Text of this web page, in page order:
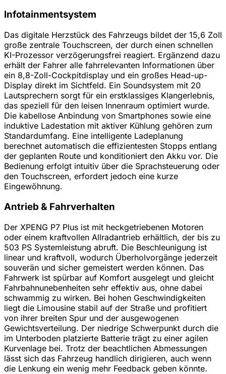
Infotainmentsystem
Das digitale Herzstück des Fahrzeugs bildet der 15,6 Zoll
große zentrale Touchscreen, der durch einen schnellen
KI-Prozessor verzögerungsfrei reagiert. Ergänzend dazu
erhält der Fahrer alle fahrrelevanten Informationen über
ein 8,8-Zoll-Cockpitdisplay und ein großes Head-up-
Display direkt im Sichtfeld. Ein Soundsystem mit 20
Lautsprechern sorgt für ein erstklassiges Klangerlebnis,
das speziell für den leisen Innenraum optimiert wurde.
Die kabellose Anbindung von Smartphones sowie eine
induktive Ladestation mit aktiver Kühlung gehören zum
Standardumfang. Eine intelligente Ladeplanung
berechnet automatisch die effizientesten Stopps entlang
der geplanten Route und konditioniert den Akku vor. Die
Bedienung erfolgt intuitiv über die Sprachsteuerung oder
den Touchscreen, erfordert jedoch eine kurze
Eingewöhnung.
Antrieb & Fahrverhalten
Der XPENG P7 Plus ist mit heckgetriebenen Motoren
oder einem kraftvollen Allradantrieb erhältlich, der bis zu
503 PS Systemleistung abruft. Die Beschleunigung ist
linear und kraftvoll, wodurch Überholvorgänge jederzeit
souverän und sicher gemeistert werden können. Das
Fahrwerk ist spürbar auf Komfort ausgelegt und gleicht
Fahrbahnunebenheiten sehr effektiv aus, ohne dabei
schwammig zu wirken. Bei hohen Geschwindigkeiten
liegt die Limousine stabil auf der Straße und profitiert
von ihrer breiten Spur und der ausgewogenen
Gewichtsverteilung. Der niedrige Schwerpunkt durch die
im Unterboden platzierte Batterie trägt zu einer agilen
Kurvenlage bei. Trotz der beachtlichen Abmessungen
lässt sich das Fahrzeug handlich dirigieren, auch wenn
die Lenkung ein wenig mehr Feedback geben könnte.